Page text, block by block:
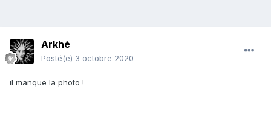
Arkhè
Posté(e) 3 octobre 2020
il manque la photo !